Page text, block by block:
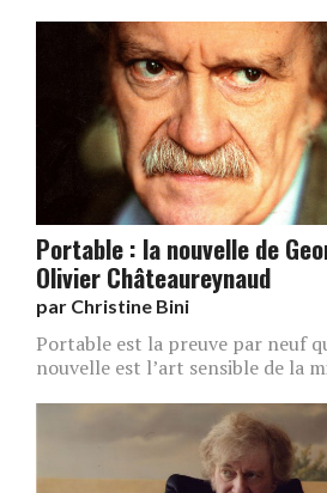
Portable : la nouvelle de
Olivier Châteaureynaud
par Christine Bini
Portable est la preuve par neuf
nouvelle est l’art sensible de la